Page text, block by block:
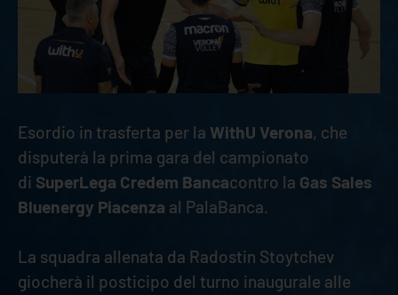
Esordio in trasferta per la WithU Verona, che
disputerà la prima gara del campionato
di SuperLega Credem Bancacontro la Gas Sales
Bluenergy Piacenza al PalaBanca.
La squadra allenata da Radostin Stoytchev
giocherà il posticipo del turno inaugurale alle